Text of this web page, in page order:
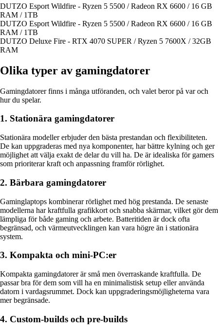
DUTZO Esport Wildfire - Ryzen 5 5500 / Radeon RX 6600 / 16 GB
RAM / 1TB
DUTZO Esport Wildfire - Ryzen 5 5500 / Radeon RX 6600 / 16 GB
RAM / 1TB
DUTZO Deluxe Fire - RTX 4070 SUPER / Ryzen 5 7600X / 32GB
RAM
Olika typer av gamingdatorer
Gamingdatorer finns i många utföranden, och valet beror på var och
hur du spelar.
1. Stationära gamingdatorer
Stationära modeller erbjuder den bästa prestandan och flexibiliteten.
De kan uppgraderas med nya komponenter, har bättre kylning och ger
möjlighet att välja exakt de delar du vill ha. De är idealiska för gamers
som prioriterar kraft och anpassning framför rörlighet.
2. Bärbara gamingdatorer
Gaminglaptops kombinerar rörlighet med hög prestanda. De senaste
modellerna har kraftfulla grafikkort och snabba skärmar, vilket gör dem
lämpliga för både gaming och arbete. Batteritiden är dock ofta
begränsad, och värmeutvecklingen kan vara högre än i stationära
system.
3. Kompakta och mini-PC:er
Kompakta gamingdatorer är små men överraskande kraftfulla. De
passar bra för dem som vill ha en minimalistisk setup eller använda
datorn i vardagsrummet. Dock kan uppgraderingsmöjligheterna vara
mer begränsade.
4. Custom-builds och pre-builds